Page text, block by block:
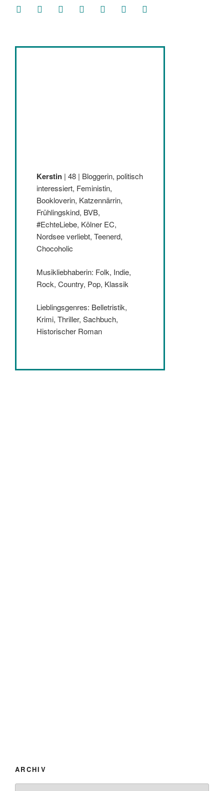
facebooksoundcloud
twitter mastodoninstagramthreads goodreads
Kerstin | 48 | Bloggerin, politisch
interessiert, Feministin,
Bookloverin, Katzennärrin,
Frühlingskind, BVB,
#EchteLiebe, Kölner EC,
Nordsee verliebt, Teenerd,
Chocoholic
Musikliebhaberin: Folk, Indie,
Rock, Country, Pop, Klassik
Lieblingsgenres: Belletristik,
Krimi, Thriller, Sachbuch,
Historischer Roman
ARCHIV